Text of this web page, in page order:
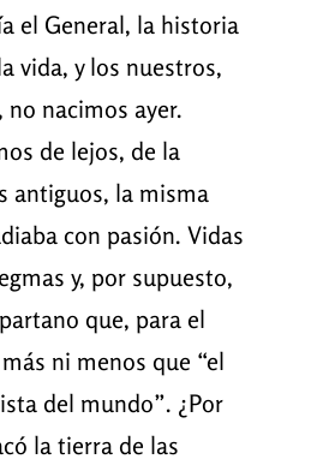
el General, la historia
vida, y los nuestros,
no nacimos ayer.
de lejos, de la
antiguos, la misma
con pasión. Vidas
y, por supuesto,
que, para el
ni menos que “el
del mundo”. ¿Por
la tierra de las